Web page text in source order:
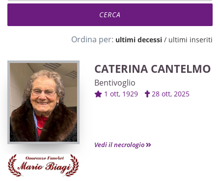
Ordina per: ultimi decessi / ultimi inseriti
CATERINA CANTELMO
Bentivoglio
1 ott, 1929 28 ott, 2025
Vedi il necrologio